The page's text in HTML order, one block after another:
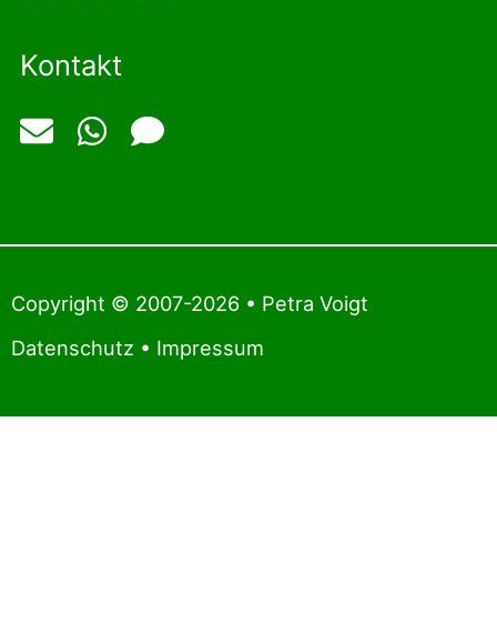
Kontakt
Copyright © 2007-2026 • Petra Voigt
Datenschutz • Impressum